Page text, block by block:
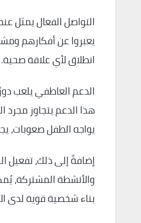
التواصل الفعال يمثل
يعبروا عن أفكارهم
انطلاق لأي علاقة
الدعم العاطفي يلعب
هذا الدعم يتجاوز
يواجه الطفل صعوبات،
إضافةً إلى ذلك، تفعيل
والأنشطة المشتركة،
بناء شخصية قوية لدى